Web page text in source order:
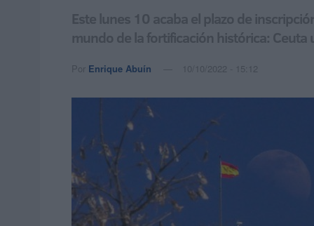
Este lunes 10 acaba el plazo de
mundo de la fortificación histórica: Ceuta
Por Enrique Abuín 10/10/2022 - 15:12